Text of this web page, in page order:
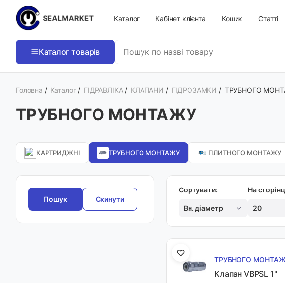
Каталог Кабінет клієнта Кошик Статті
Каталог товарів
Головна / Каталог / ГІДРАВЛІКА / КЛАПАНИ / ГІДРОЗАМКИ / ТРУБНОГО
ТРУБНОГО МОНТАЖУ
КАРТРИДЖНІ ТРУБНОГО МОНТАЖУ ПЛИТНОГО МОНТАЖУ
Скинути
Сортувати:
Вн. діаметр
На
20
ТРУБНОГО
Клапан VBPSL 1"